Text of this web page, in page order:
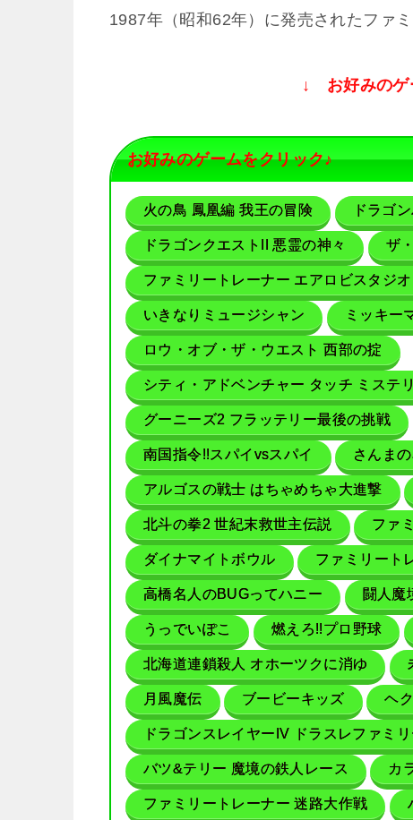
1987年（昭和62年）に発売されたファ
↓ お好みのゲ
お好みのゲームをクリック♪
火の鳥 鳳凰編 我王の冒険 ドラゴ
ドラゴンクエストII 悪霊の神々 ザ
ファミリートレーナー エアロビスタジオ
いきなりミュージシャン ミッキー
ロウ・オブ・ザ・ウエスト 西部の掟
シティ・アドベンチャー タッチ ミステ
グーニーズ2 フラッテリー最後の挑戦
南国指令!!スパイvsスパイ さんま
アルゴスの戦士 はちゃめちゃ大進撃
北斗の拳2 世紀末救世主伝説 ファ
ダイナマイトボウル ファミリート
高橋名人のBUGってハニー 闘人魔
うっでいぽこ 燃えろ!!プロ野球
北海道連鎖殺人 オホーツクに消ゆ
月風魔伝 ブービーキッズ ヘ
ドラゴンスレイヤーIV ドラスレファミリ
バツ&テリー 魔境の鉄人レース カ
ファミリートレーナー 迷路大作戦